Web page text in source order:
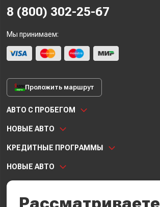
8 (800) 302-25-67
Мы принимаем:
Проложить маршрут
АВТО С ПРОБЕГОМ
НОВЫЕ АВТО
КРЕДИТНЫЕ ПРОГРАММЫ
НОВЫЕ АВТО